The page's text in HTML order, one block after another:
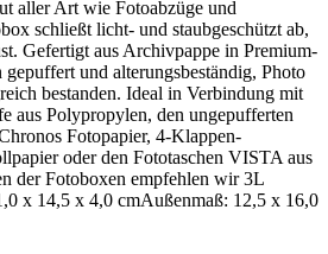
aller Art wie Fotoabzüge und
schließt licht- und staubgeschützt ab,
Gefertigt aus Archivpappe in Premium-
und alterungsbeständig, Photo
bestanden. Ideal in Verbindung mit
aus Polypropylen, den ungepufferten
Fotopapier, 4-Klappen-
oder den Fototaschen VISTA aus
der Fotoboxen empfehlen wir 3L
x 14,5 x 4,0 cmAußenmaß: 12,5 x 16,0